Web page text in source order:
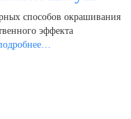
способов окрашивания
эффекта